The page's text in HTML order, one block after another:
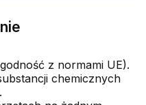
z normami UE).
chemicznych